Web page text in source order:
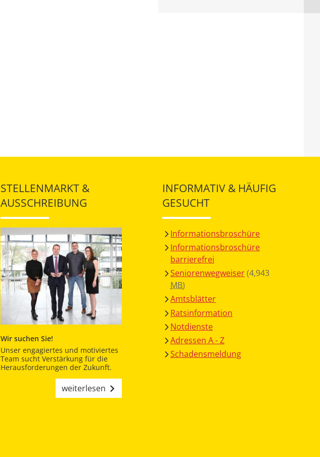
STELLENMARKT &
AUSSCHREIBUNG
Wir suchen Sie!
Unser engagiertes und motiviertes
Team sucht Verstärkung für die
Herausforderungen der Zukunft.
weiterlesen
INFORMATIV & HÄUFIG
GESUCHT
Informationsbroschüre
Informationsbroschüre
barrierefrei
Seniorenwegweiser(4,943
MB)
Amtsblätter
Ratsinformation
Notdienste
Adressen A - Z
Schadensmeldung